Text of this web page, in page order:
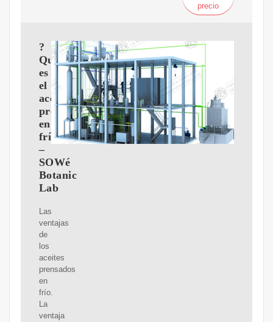
precio
?
Qué
es
el
aceite
prensado
en
frío?
–
SOWé
Botanic
Lab
Las
ventajas
de
los
aceites
prensados
en
frío.
La
ventaja